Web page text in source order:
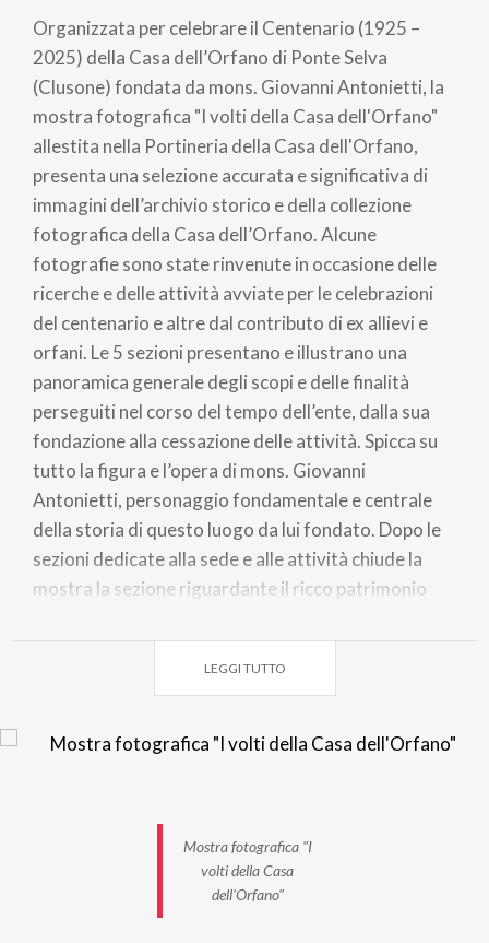
di
pane
Organizzata per celebrare il Centenario (1925 –
2025) della Casa dell’Orfano di Ponte Selva
(Clusone) fondata da mons. Giovanni Antonietti, la
mostra fotografica "I volti della Casa dell'Orfano"
allestita nella Portineria della Casa dell'Orfano,
presenta una selezione accurata e significativa di
immagini dell’archivio storico e della collezione
fotografica della Casa dell’Orfano. Alcune
fotografie sono state rinvenute in occasione delle
ricerche e delle attività avviate per le celebrazioni
del centenario e altre dal contributo di ex allievi e
orfani. Le 5 sezioni presentano e illustrano una
panoramica generale degli scopi e delle finalità
perseguiti nel corso del tempo dell’ente, dalla sua
fondazione alla cessazione delle attività. Spicca su
tutto la figura e l’opera di mons. Giovanni
Antonietti, personaggio fondamentale e centrale
della storia di questo luogo da lui fondato. Dopo le
sezioni dedicate alla sede e alle attività chiude la
mostra la sezione riguardante il ricco patrimonio
gran parte dal conte Giacomo Suardo (biblioteca,
dipinti, ceramiche, arredo, ecc.). A corredo della
dell’ente anteriori alla Seconda guerra mondiale,
storica. INFORMAZIONI Mostra fotografica "I volti
della Casa dell'Orfano" Casa dell'Orfano, Portineria
- Clusone 22 giugno - 23 novembre 2025 a cura di
Sergio Primo Del Bello Inaugurazione: domenica 22
LEGGI TUTTO
Mostra fotografica "I
volti della Casa
dell'Orfano"